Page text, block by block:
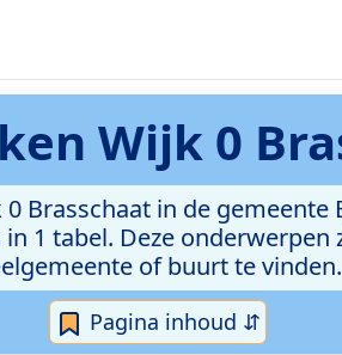
Wijk 0
Brasschaat in de
1 tabel. Deze
of buurt te vinden.
Pagina inhoud ⇵